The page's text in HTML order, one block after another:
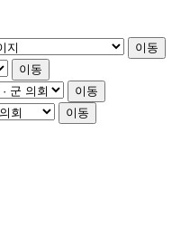
이동
이동
이동
이동